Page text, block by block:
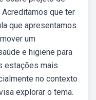
que ter
que apresentamos
um
e higiene para
estações mais
no contexto
explorar o tema.